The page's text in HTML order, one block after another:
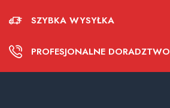
SZYBKA WYSYŁKA
PROFESJONALNE DORADZTWO